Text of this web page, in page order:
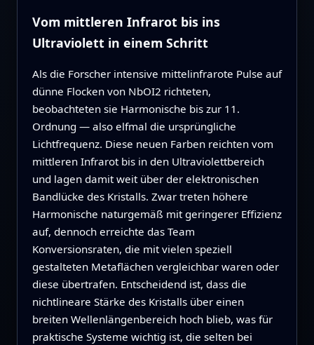
Vom mittleren Infrarot bis ins
Ultraviolett in einem Schritt
Als die Forscher intensive mittelinfrarote Pulse auf
dünne Flocken von NbOI2 richteten,
beobachteten sie Harmonische bis zur 11.
Ordnung — also elfmal die ursprüngliche
Lichtfrequenz. Diese neuen Farben reichten vom
mittleren Infrarot bis in den Ultraviolettbereich
und lagen damit weit über der elektronischen
Bandlücke des Kristalls. Zwar treten höhere
Harmonische naturgemäß mit geringerer Effizienz
auf, dennoch erreichte das Team
Konversionsraten, die mit vielen speziell
gestalteten Metaflächen vergleichbar waren oder
diese übertrafen. Entscheidend ist, dass die
nichtlineare Stärke des Kristalls über einen
breiten Wellenlängenbereich hoch blieb, was für
praktische Systeme wichtig ist, die selten bei